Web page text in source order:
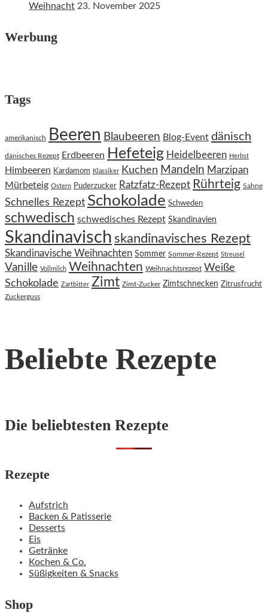
Weihnacht 23. November 2025
Werbung
Tags
amerikanisch Beeren Blaubeeren Blog-Event dänisch
dänisches Rezept Erdbeeren Hefeteig Heidelbeeren Herbst
Himbeeren Kardamom Klassiker Kuchen Mandeln Marzipan
Mürbeteig Ostern Puderzucker Ratzfatz-Rezept Rührteig Sahne
Schnelles Rezept Schokolade Schweden
schwedisch schwedisches Rezept Skandinavien
Skandinavisch skandinavisches Rezept
Skandinavische Weihnachten Sommer Sommer-Rezept Streusel
Vanille Vollmilch Weihnachten Weihnachtsrezept Weiße
Schokolade Zartbitter Zimt Zimt-Zucker Zimtschnecken Zitrusfrucht
Zuckerguss
Beliebte Rezepte
Die beliebtesten Rezepte
Rezepte
Aufstrich
Backen & Patisserie
Desserts
Eis
Getränke
Kochen & Co.
Süßigkeiten & Snacks
Shop